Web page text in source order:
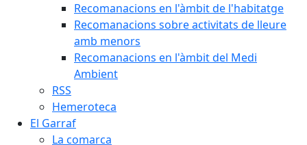
Recomanacions en l'àmbit de l'habitatge
Recomanacions sobre activitats de lleure
amb menors
Recomanacions en l'àmbit del Medi
Ambient
RSS
Hemeroteca
El Garraf
La comarca